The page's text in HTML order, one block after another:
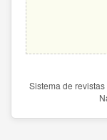
Sistema de